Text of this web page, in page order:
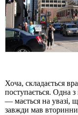
Хоча, складається
поступається. Одна
— мається на увазі,
завжди мав